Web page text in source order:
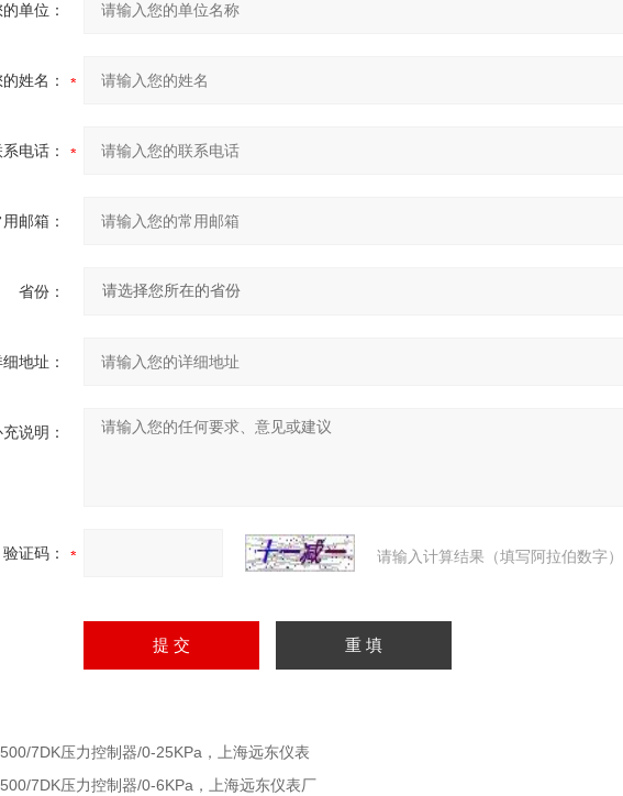
单位：
姓名：
电话：
邮箱：
省份：
地址：
说明：
验证码： 请输入计算结果（填写阿拉伯数字
7DK压力控制器/0-25KPa，上海远东仪表
7DK压力控制器/0-6KPa，上海远东仪表厂